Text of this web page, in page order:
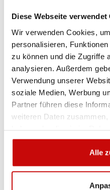
Diese Webseite verwendet
Wir verwenden Cookies,
personalisieren,
zu können und die Zugriffe
analysieren. Außerdem
Verwendung unserer
soziale Medien, Werbung
Partner führen diese
weiteren Daten
gesammelt haben.
Alle
- 11mm
Kausze są używane w celu
fibrowych oraz
Dostępne są różne modele
Wszystkie oferowane
używane wraz z powyżej
Kausze mogą być
sposób: